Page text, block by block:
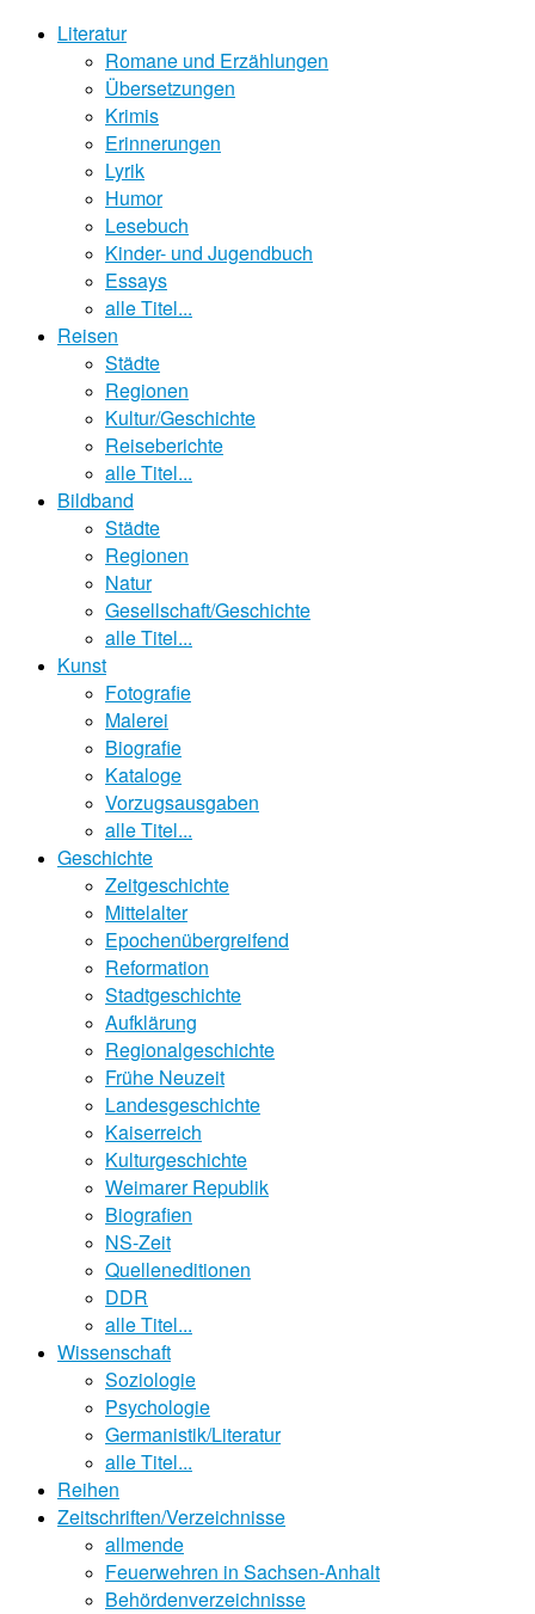
Literatur
Romane und Erzählungen
Übersetzungen
Krimis
Erinnerungen
Lyrik
Humor
Lesebuch
Kinder- und Jugendbuch
Essays
alle Titel...
Reisen
Städte
Regionen
Kultur/Geschichte
Reiseberichte
alle Titel...
Bildband
Städte
Regionen
Natur
Gesellschaft/Geschichte
alle Titel...
Kunst
Fotografie
Malerei
Biografie
Kataloge
Vorzugsausgaben
alle Titel...
Geschichte
Zeitgeschichte
Mittelalter
Epochenübergreifend
Reformation
Stadtgeschichte
Aufklärung
Regionalgeschichte
Frühe Neuzeit
Landesgeschichte
Kaiserreich
Kulturgeschichte
Weimarer Republik
Biografien
NS-Zeit
Quelleneditionen
DDR
alle Titel...
Wissenschaft
Soziologie
Psychologie
Germanistik/Literatur
alle Titel...
Reihen
Zeitschriften/Verzeichnisse
allmende
Feuerwehren in Sachsen-Anhalt
Behördenverzeichnisse